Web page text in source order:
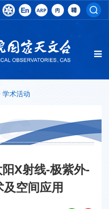
学术活动
X射线-极紫外-
空间应用